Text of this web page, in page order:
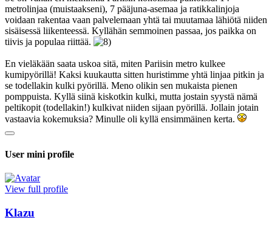
metrolinjaa (muistaakseni), 7 pääjuna-asemaa ja ratikkalinjoja
voidaan rakentaa vaan palvelemaan yhtä tai muutamaa lähiötä niiden
sisäisessä liikenteessä. Kyllähän semmoinen passaa, jos paikka on
tiivis ja populaa riittää.
En vieläkään saata uskoa sitä, miten Pariisin metro kulkee
kumipyörillä! Kaksi kuukautta sitten huristimme yhtä linjaa pitkin ja
se todellakin kulki pyörillä. Meno olikin sen mukaista pienen
pomppuista. Kyllä siinä kiskotkin kulki, mutta jostain syystä nämä
peltikopit (todellakin!) kulkivat niiden sijaan pyörillä. Jollain jotain
vastaavia kokemuksia? Minulle oli kyllä ensimmäinen kerta.
User mini profile
View full profile
Klazu